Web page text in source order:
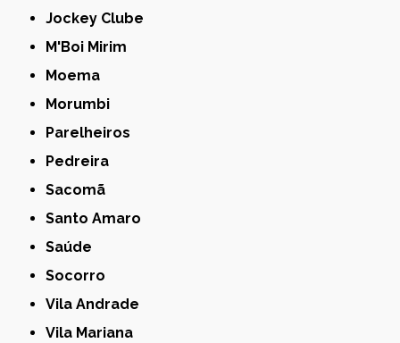
Jockey Clube
M'Boi Mirim
Moema
Morumbi
Parelheiros
Pedreira
Sacomã
Santo Amaro
Saúde
Socorro
Vila Andrade
Vila Mariana